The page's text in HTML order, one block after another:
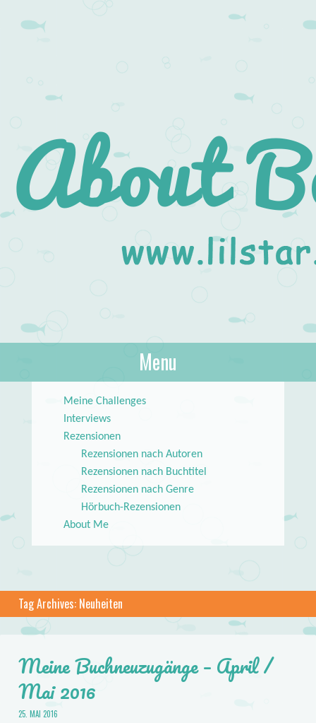
About Books
lilstar.de
Menu
Meine Challenges
Interviews
Rezensionen
Rezensionen nach Autoren
Rezensionen nach Buchtitel
Rezensionen nach Genre
Hörbuch-Rezensionen
About Me
Tag Archives: Neuheiten
Meine Buchneuzugänge – April /
Mai 2016
25. MAI 2016